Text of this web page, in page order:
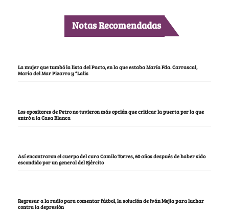
Notas Recomendadas
La mujer que tumbó la lista del Pacto, en la que estaba María Fda. Carrascal,
María del Mar Pizarro y “Lalis
Los opositores de Petro no tuvieron más opción que criticar la puerta por la que
entró a la Casa Blanca
Así encontraron el cuerpo del cura Camilo Torres, 60 años después de haber sido
escondido por un general del Ejército
Regresar a la radio para comentar fútbol, la solución de Iván Mejía para luchar
contra la depresión